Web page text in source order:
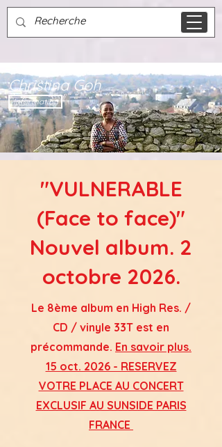
Christina Goh
Information
"VULNERABLE
(Face to face)"
Nouvel album. 2
octobre 2026.
Le 8ème album en High Res. /
CD / vinyle 33T est en
précommande. En savoir plus.
15 oct. 2026 - RESERVEZ
VOTRE PLACE AU CONCERT
EXCLUSIF AU SUNSIDE PARIS
FRANCE